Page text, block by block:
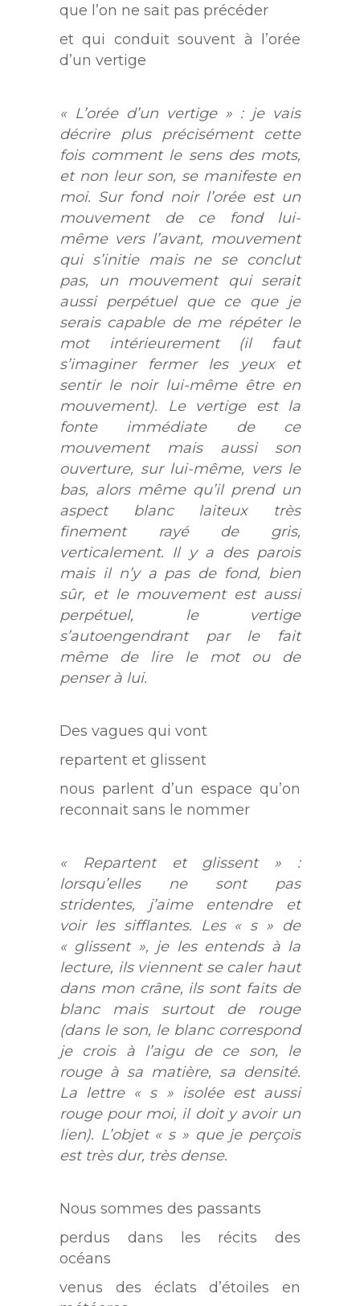
que l’on ne sait pas précéder
et qui conduit souvent à l’orée
d’un vertige
« L’orée d’un vertige » : je vais
décrire plus précisément cette
fois comment le sens des mots,
et non leur son, se manifeste en
moi. Sur fond noir l’orée est un
mouvement de ce fond lui-
même vers l’avant, mouvement
qui s’initie mais ne se conclut
pas, un mouvement qui serait
aussi perpétuel que ce que je
serais capable de me répéter le
mot intérieurement (il faut
s’imaginer fermer les yeux et
sentir le noir lui-même être en
mouvement). Le vertige est la
fonte immédiate de ce
mouvement mais aussi son
ouverture, sur lui-même, vers le
bas, alors même qu’il prend un
aspect blanc laiteux très
finement rayé de gris,
verticalement. Il y a des parois
mais il n’y a pas de fond, bien
sûr, et le mouvement est aussi
perpétuel, le vertige
s’autoengendrant par le fait
même de lire le mot ou de
penser à lui.
Des vagues qui vont
repartent et glissent
nous parlent d’un espace qu’on
reconnait sans le nommer
« Repartent et glissent » :
lorsqu’elles ne sont pas
stridentes, j’aime entendre et
voir les sifflantes. Les « s » de
« glissent », je les entends à la
lecture, ils viennent se caler haut
dans mon crâne, ils sont faits de
blanc mais surtout de rouge
(dans le son, le blanc correspond
je crois à l’aigu de ce son, le
rouge à sa matière, sa densité.
La lettre « s » isolée est aussi
rouge pour moi, il doit y avoir un
lien). L’objet « s » que je perçois
est très dur, très dense.
Nous sommes des passants
perdus dans les récits des
océans
venus des éclats d’étoiles en